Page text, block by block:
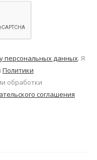
персональных данных. Я
Политики
обработки
соглашения